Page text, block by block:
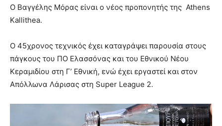
Ο Βαγγέλης Μόρας είναι ο νέος προπονητής της Athens
Kallithea.
Ο 45χρονος τεχνικός έχει καταγράψει παρουσία στους
πάγκους του ΠΟ Ελασσόνας και του Εθνικού Νέου
Κεραμιδίου στη Γ’ Εθνική, ενώ έχει εργαστεί και στον
Απόλλωνα Λάρισας στη Super League 2.